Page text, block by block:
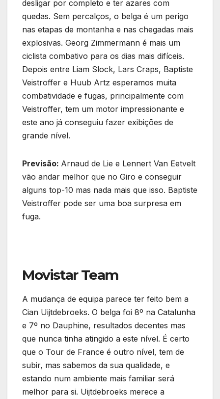
desligar por completo e ter azares com
quedas. Sem percalços, o belga é um perigo
nas etapas de montanha e nas chegadas mais
explosivas. Georg Zimmermann é mais um
ciclista combativo para os dias mais difíceis.
Depois entre Liam Slock, Lars Craps, Baptiste
Veistroffer e Huub Artz esperamos muita
combatividade e fugas, principalmente com
Veistroffer, tem um motor impressionante e
este ano já conseguiu fazer exibições de
grande nível.
Previsão: Arnaud de Lie e Lennert Van Eetvelt
vão andar melhor que no Giro e conseguir
alguns top-10 mas nada mais que isso. Baptiste
Veistroffer pode ser uma boa surpresa em
fuga.
Movistar Team
A mudança de equipa parece ter feito bem a
Cian Uijtdebroeks. O belga foi 8º na Catalunha
e 7º no Dauphine, resultados decentes mas
que nunca tinha atingido a este nível. É certo
que o Tour de France é outro nível, tem de
subir, mas sabemos da sua qualidade, e
estando num ambiente mais familiar será
melhor para si. Uijtdebroeks merece a